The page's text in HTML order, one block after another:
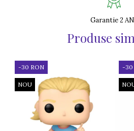
Garantie 2
Produse
-30 RON
NOU
-30